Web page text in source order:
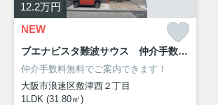
12.2万円
NEW
ブエナビスタ難波サウス 仲介手数料無料
仲介手数料無料でご案内できます！
大阪市浪速区敷津西２丁目
1LDK (31.80㎡)